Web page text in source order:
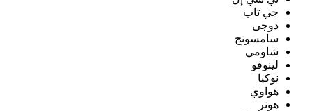
جي تاب
دوجى
سامسونج
شاومي
لينوفو
نوكيا
هواوي
هونر